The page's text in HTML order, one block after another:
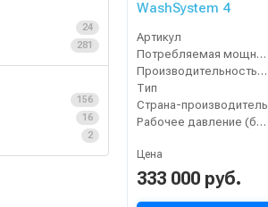
24
281
156
16
2
WashSystem 4
Артикул
Потребляемая мощность (кВт)
Производительность (л/ч)
Тип
Страна-производитель
Рабочее давление (бар)
Цена
333 000 руб.